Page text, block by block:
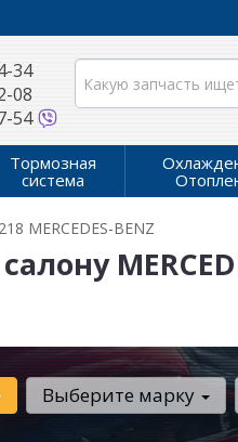
34
08
54
Тормозная
система
MERCEDES-BENZ
Выберите марку